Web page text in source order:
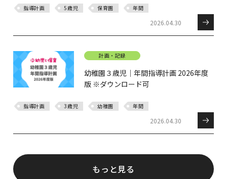
指導計画 5歳児 保育園 年間
2026.04.30
計画・記録
幼稚園３歳児｜年間指導計画 2026年度
版 ※ダウンロード可
指導計画 3歳児 幼稚園 年間
2026.04.30
もっと見る